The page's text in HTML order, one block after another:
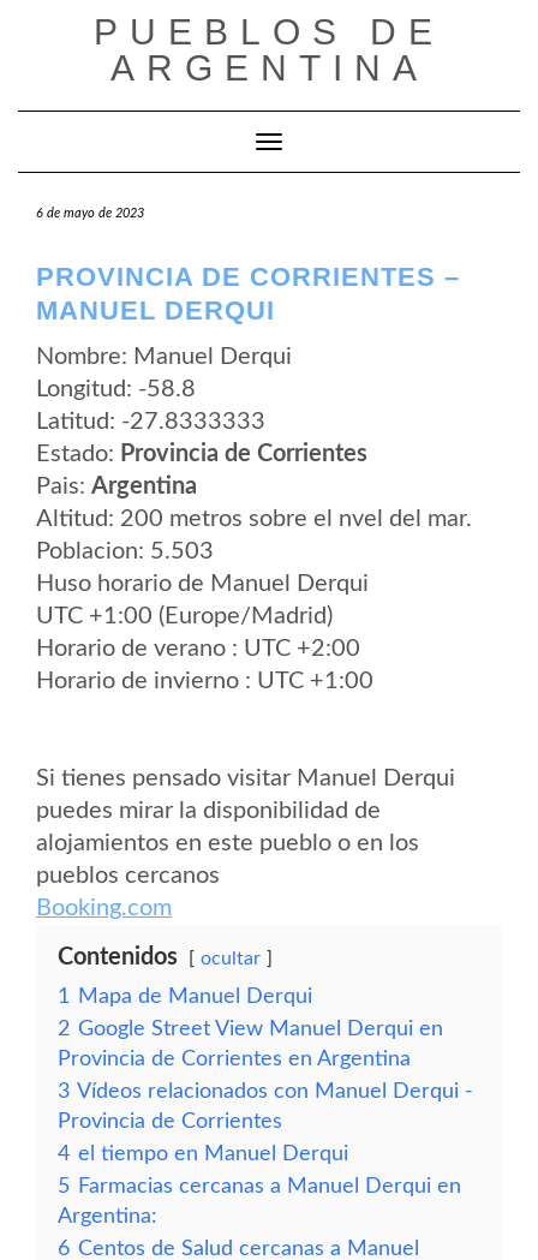
PUEBLOS DE
ARGENTINA
Cambiar modo de navegación
6 de mayo de 2023
PROVINCIA DE CORRIENTES –
MANUEL DERQUI
Nombre: Manuel Derqui
Longitud: -58.8
Latitud: -27.8333333
Estado: Provincia de Corrientes
Pais: Argentina
Altitud: 200 metros sobre el nvel del mar.
Poblacion: 5.503
Huso horario de Manuel Derqui
UTC +1:00 (Europe/Madrid)
Horario de verano : UTC +2:00
Horario de invierno : UTC +1:00
Si tienes pensado visitar Manuel Derqui
puedes mirar la disponibilidad de
alojamientos en este pueblo o en los
pueblos cercanos
Booking.com
Contenidos ocultar
1
Mapa de Manuel Derqui
2 Google Street View Manuel Derqui en
Provincia de Corrientes en Argentina
3 Vídeos relacionados con Manuel Derqui -
Provincia de Corrientes
4 el tiempo en Manuel Derqui
5 Farmacias cercanas a Manuel Derqui en
Argentina:
6 Centos de Salud cercanas a Manuel